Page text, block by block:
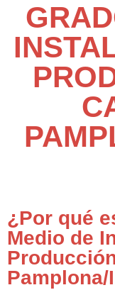
¿Por qué
Medio de
Pamplona/